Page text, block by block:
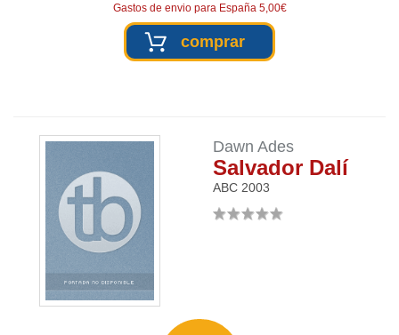
Gastos de envio para España 5,00€
comprar
Dawn Ades
Salvador Dalí
ABC 2003